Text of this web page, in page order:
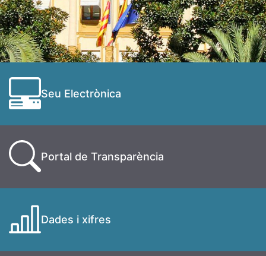
Seu Electrònica
Portal de Transparència
Dades i xifres